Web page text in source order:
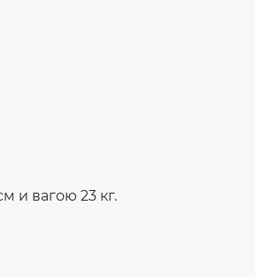
и вагою 23 кг.